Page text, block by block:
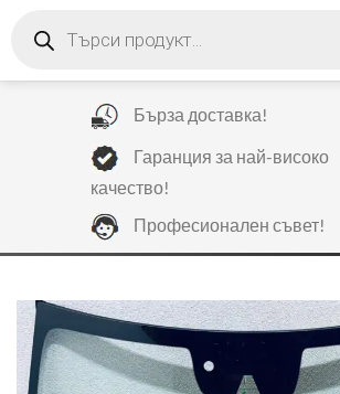
search
Бърза доставка!
Гаранция за най-високо
качество!
Професионален съвет!